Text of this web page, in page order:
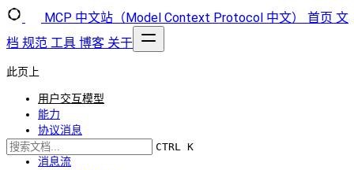
MCP 中文站（Model Context Protocol 中文） 首页 文
档 规范 工具 博客 关于
CTRL K
此页上
用户交互模型
能力
协议消息
创建消息
消息流